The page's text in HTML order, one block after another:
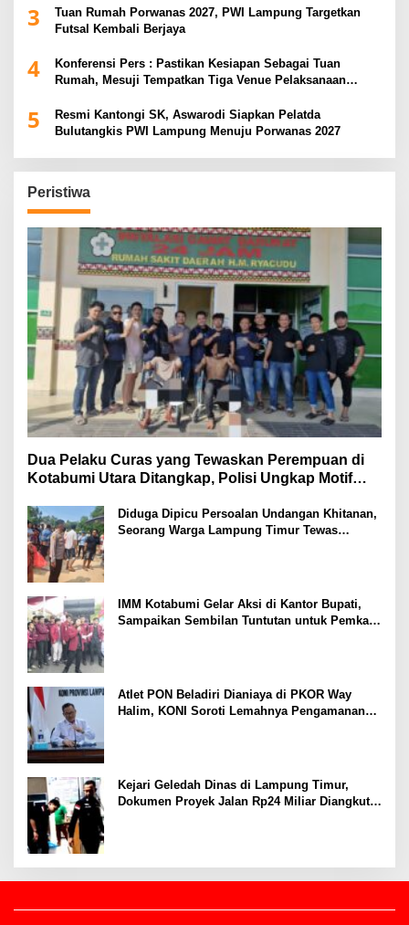
3
Tuan Rumah Porwanas 2027, PWI Lampung Targetkan
Futsal Kembali Berjaya
4
Konferensi Pers : Pastikan Kesiapan Sebagai Tuan
Rumah, Mesuji Tempatkan Tiga Venue Pelaksanaan
5
Resmi Kantongi SK, Aswarodi Siapkan Pelatda
Bulutangkis PWI Lampung Menuju Porwanas 2027
Peristiwa
Dua Pelaku Curas yang Tewaskan Perempuan di
Kotabumi Utara Ditangkap, Polisi Ungkap Motif
Diduga Dipicu Persoalan Undangan Khitanan,
Seorang Warga Lampung Timur Tewas
IMM Kotabumi Gelar Aksi di Kantor Bupati,
Sampaikan Sembilan Tuntutan untuk Pemkab
Atlet PON Beladiri Dianiaya di PKOR Way
Halim, KONI Soroti Lemahnya Pengamanan
Kejari Geledah Dinas di Lampung Timur,
Dokumen Proyek Jalan Rp24 Miliar Diangkut